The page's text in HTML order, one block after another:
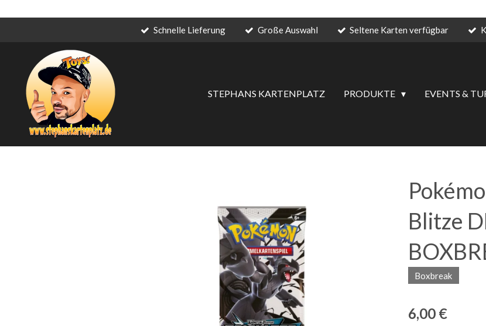
springen
Schnelle Lieferung Große Auswahl Seltene Karten verfügbar
STEPHANS KARTENPLATZ PRODUKTE EVENTS &
Blitze
Boxbreak
6,00 €